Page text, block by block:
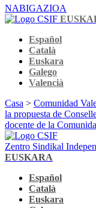
NABIGAZIOA
Español
Català
Euskara
Galego
Valencià
Casa > Comunidad
la propuesta de
docente de la
Zentro Sindikal
EUSKARA
Español
Català
Euskara